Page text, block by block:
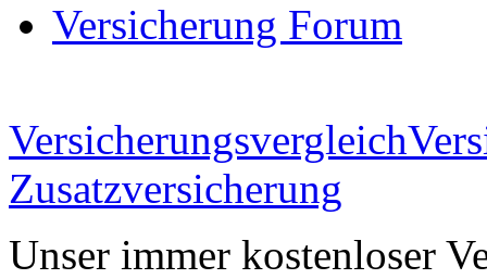
Versicherung Forum
Versicherungsvergleich
Zusatzversicherung
Unser immer kostenloser